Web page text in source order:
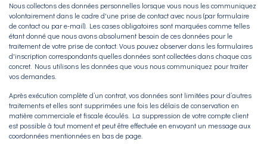
Nous collectons des données personnelles lorsque vous nous les communiquez
volontairement dans le cadre d'une prise de contact avec nous (par formulaire
de contact ou par e-mail). Les cases obligatoires sont marquées comme telles
étant donné que nous avons absolument besoin de ces données pour le
traitement de votre prise de contact. Vous pouvez observer dans les formulaires
d'inscription correspondants quelles données sont collectées dans chaque cas
concret. Nous utilisons les données que vous nous communiquez pour traiter
vos demandes.
Après exécution complète d’un contrat, vos données sont limitées pour d’autres
traitements et elles sont supprimées une fois les délais de conservation en
matière commerciale et fiscale écoulés. La suppression de votre compte client
est possible à tout moment et peut être effectuée en envoyant un message aux
coordonnées mentionnées en bas de page.